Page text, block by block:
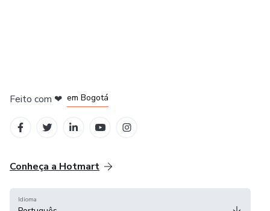
Feito com ❤ em Bogotá
Conheça a Hotmart
Idioma